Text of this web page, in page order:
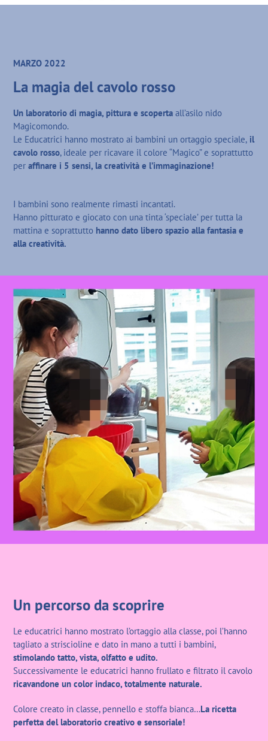
MARZO 2022
La magia del cavolo rosso
Un laboratorio di magia, pittura e scoperta all’asilo nido
Magicomondo.
Le Educatrici hanno mostrato ai bambini un ortaggio speciale, il
cavolo rosso, ideale per ricavare il colore “Magico” e soprattutto
peraffinare i 5 sensi, la creatività e l’immaginazione!
I bambini sono realmente rimasti incantati.
Hanno pitturato e giocato con una tinta ‘speciale’ per tutta la
mattina e soprattutto hanno dato libero spazio alla fantasia e
alla creatività.
Un percorso da scoprire
Le educatrici hanno mostrato l’ortaggio alla classe, poi l’hanno
tagliato a striscioline e dato in mano a tutti i bambini,
stimolando tatto, vista, olfatto e udito.
Successivamente le educatrici hanno frullato e filtrato il cavolo
ricavandone un color indaco, totalmente naturale.
Colore creato in classe, pennello e stoffa bianca…La ricetta
perfetta del laboratorio creativo e sensoriale!